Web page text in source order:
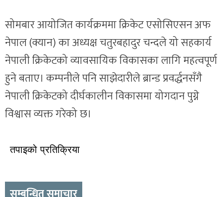
सोमबार आयोजित कार्यक्रममा क्रिकेट एसोसिएसन अफ
नेपाल (क्यान) का अध्यक्ष चतुरबहादुर चन्दले यो सहकार्य
नेपाली क्रिकेटको व्यावसायिक विकासका लागि महत्वपूर्ण
हुने बताए। कम्पनीले पनि साझेदारीले ब्रान्ड प्रवर्द्धनसँगै
नेपाली क्रिकेटको दीर्घकालीन विकासमा योगदान पुग्ने
विश्वास व्यक्त गरेको छ।
तपाइको प्रतिक्रिया